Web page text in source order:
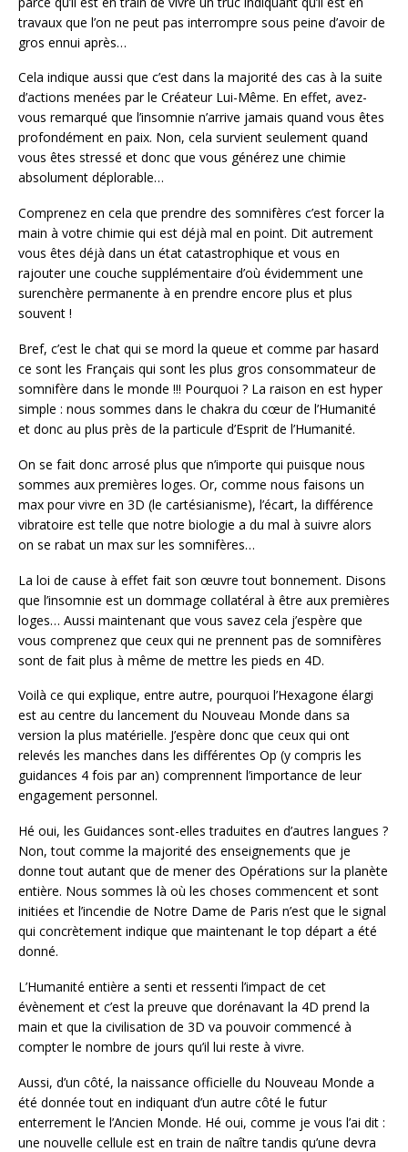
travaux que l’on ne peut pas interrompre sous peine d’avoir de
gros ennui après…
Cela indique aussi que c’est dans la majorité des cas à la suite
d’actions menées par le Créateur Lui-Même. En effet, avez-
vous remarqué que l’insomnie n’arrive jamais quand vous êtes
profondément en paix. Non, cela survient seulement quand
vous êtes stressé et donc que vous générez une chimie
absolument déplorable…
Comprenez en cela que prendre des somnifères c’est forcer la
main à votre chimie qui est déjà mal en point. Dit autrement
vous êtes déjà dans un état catastrophique et vous en
rajouter une couche supplémentaire d’où évidemment une
surenchère permanente à en prendre encore plus et plus
souvent !
Bref, c’est le chat qui se mord la queue et comme par hasard
ce sont les Français qui sont les plus gros consommateur de
somnifère dans le monde !!! Pourquoi ? La raison en est hyper
simple : nous sommes dans le chakra du cœur de l’Humanité
et donc au plus près de la particule d’Esprit de l’Humanité.
On se fait donc arrosé plus que n’importe qui puisque nous
sommes aux premières loges. Or, comme nous faisons un
max pour vivre en 3D (le cartésianisme), l’écart, la différence
vibratoire est telle que notre biologie a du mal à suivre alors
on se rabat un max sur les somnifères…
La loi de cause à effet fait son œuvre tout bonnement. Disons
que l’insomnie est un dommage collatéral à être aux premières
loges… Aussi maintenant que vous savez cela j’espère que
vous comprenez que ceux qui ne prennent pas de somnifères
sont de fait plus à même de mettre les pieds en 4D.
Voilà ce qui explique, entre autre, pourquoi l’Hexagone élargi
est au centre du lancement du Nouveau Monde dans sa
version la plus matérielle. J’espère donc que ceux qui ont
relevés les manches dans les différentes Op (y compris les
guidances 4 fois par an) comprennent l’importance de leur
engagement personnel.
Hé oui, les Guidances sont-elles traduites en d’autres langues ?
Non, tout comme la majorité des enseignements que je
donne tout autant que de mener des Opérations sur la planète
entière. Nous sommes là où les choses commencent et sont
initiées et l’incendie de Notre Dame de Paris n’est que le signal
qui concrètement indique que maintenant le top départ a été
donné.
L’Humanité entière a senti et ressenti l’impact de cet
évènement et c’est la preuve que dorénavant la 4D prend la
main et que la civilisation de 3D va pouvoir commencé à
compter le nombre de jours qu’il lui reste à vivre.
Aussi, d’un côté, la naissance officielle du Nouveau Monde a
été donnée tout en indiquant d’un autre côté le futur
enterrement le l’Ancien Monde. Hé oui, comme je vous l’ai dit :
une nouvelle cellule est en train de naître tandis qu’une devra